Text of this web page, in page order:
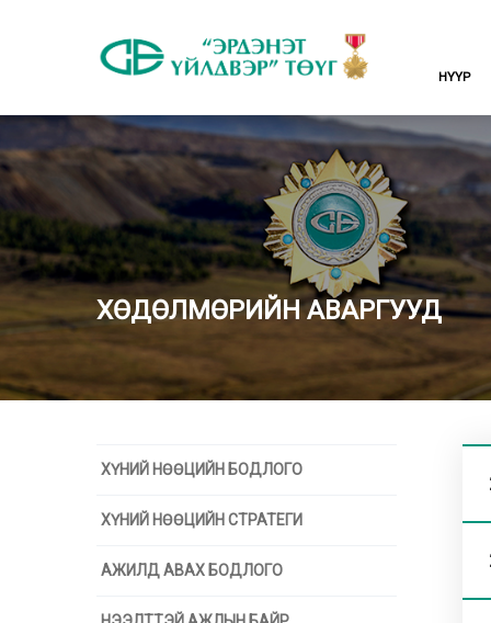
НҮҮР
ХӨДӨЛМӨРИЙН АВАРГУУД
ХҮНИЙ НӨӨЦИЙН БОДЛОГО
ХҮНИЙ НӨӨЦИЙН СТРАТЕГИ
АЖИЛД АВАХ БОДЛОГО